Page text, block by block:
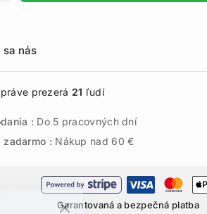
sa nás
prezerá 21 ľudí
: Do 5 pracovných dní
zadarmo : Nákup nad 60 €
Garantovaná a bezpečná platba